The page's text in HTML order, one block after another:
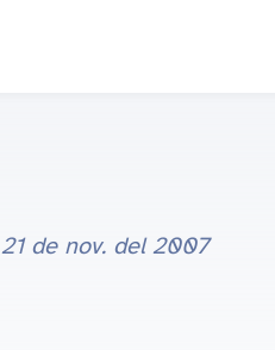
21 de nov. del 2007